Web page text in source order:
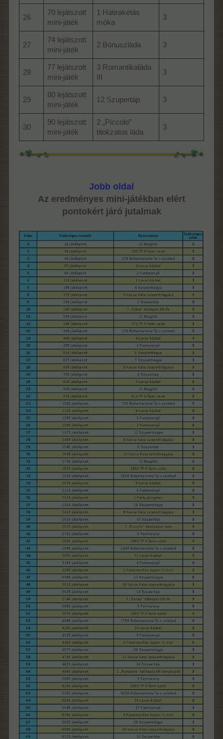
26
70 lejátszott
mini-játék
1 Hátirakétás
móka
3
27
74 lejátszott
mini-játék
2 Bónuszláda 3
28
77 lejátszott
mini-játék
3 Romantikaláda
3
29
80 lejátszott
mini-játék
12 Szupertáp 3
30
90 lejátszott
mini-játék
2 „Piccolo”
titokzatos láda
3
Jobb oldal
Az eredményes mini-játékban elért
pontokért járó jutalmak